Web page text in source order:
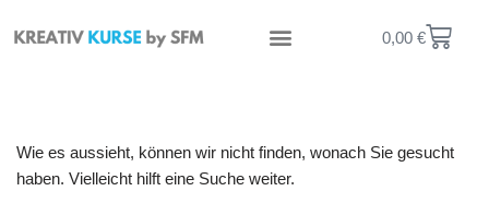
0,00 €
Wie es aussieht, können wir nicht finden, wonach Sie gesucht
haben. Vielleicht hilft eine Suche weiter.